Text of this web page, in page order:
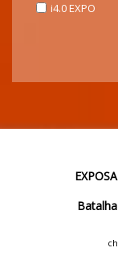
i4.0 EXPO